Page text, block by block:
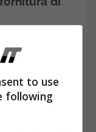
dal taglio
del
to use
following